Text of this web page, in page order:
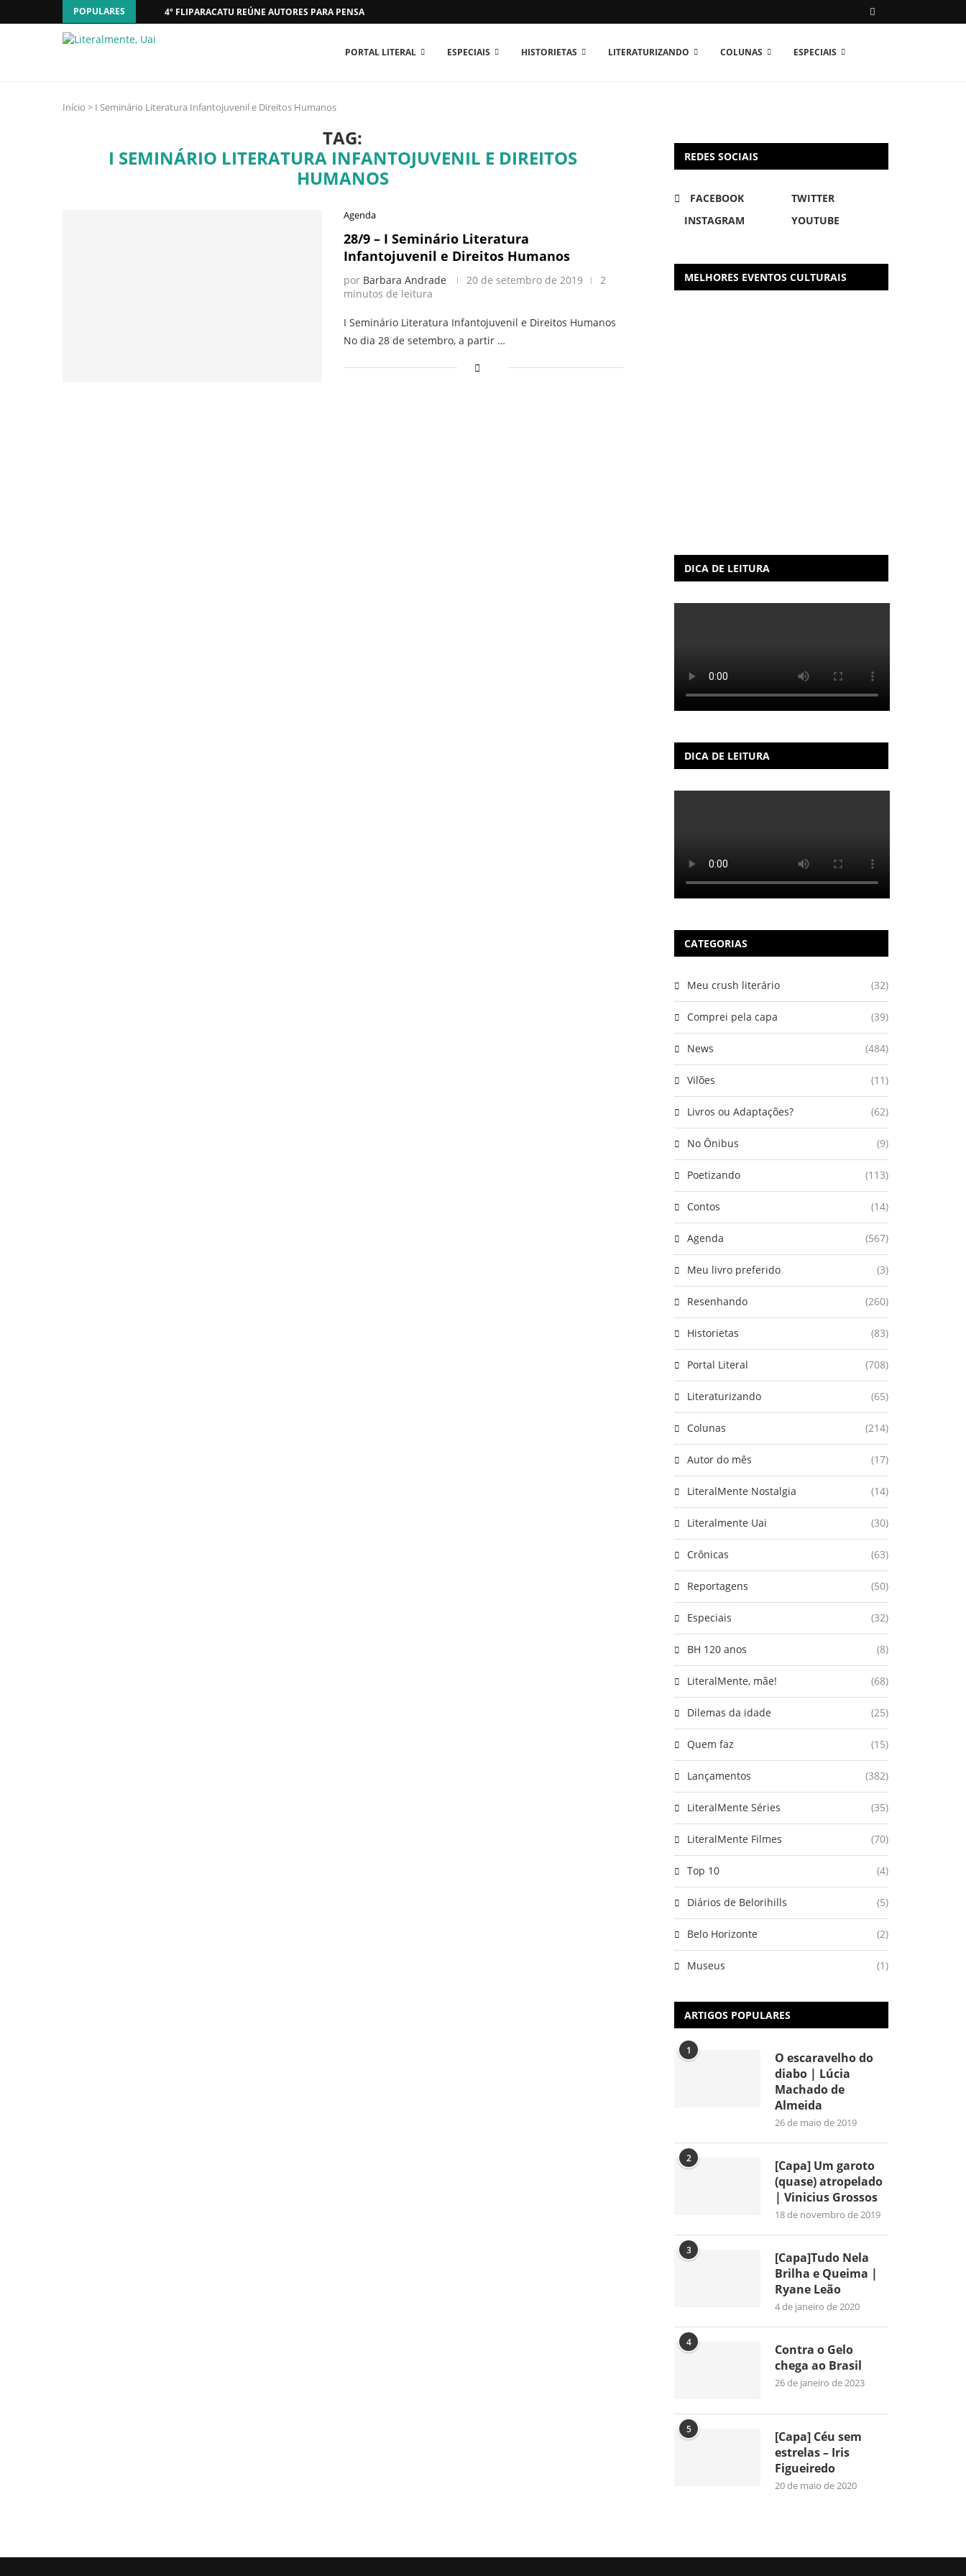
POPULARES 4º FLIPARACATU REÚNE AUTORES PARA PENSAR O MUNDO...
PORTAL LITERAL ESPECIAIS HISTORIETAS LITERATURIZANDO COLUNAS ESPECIAIS
Início > I Seminário Literatura Infantojuvenil e Direitos Humanos
TAG:
I SEMINÁRIO LITERATURA INFANTOJUVENIL E DIREITOS
HUMANOS
Agenda
28/9 – I Seminário Literatura
Infantojuvenil e Direitos Humanos
por Barbara Andrade 20 de setembro de 2019
2
minutos de leitura
I Seminário Literatura Infantojuvenil e Direitos Humanos
No dia 28 de setembro, a partir …
REDES SOCIAIS
FACEBOOK
TWITTER
INSTAGRAM
YOUTUBE
MELHORES EVENTOS CULTURAIS
DICA DE LEITURA
DICA DE LEITURA
CATEGORIAS
Meu crush literário (32)
Comprei pela capa (39)
News (484)
Vilões (11)
Livros ou Adaptações? (62)
No Ônibus (9)
Poetizando (113)
Contos (14)
Agenda (567)
Meu livro preferido (3)
Resenhando (260)
Historietas (83)
Portal Literal (708)
Literaturizando (65)
Colunas (214)
Autor do mês (17)
LiteralMente Nostalgia (14)
Literalmente Uai (30)
Crônicas (63)
Reportagens (50)
Especiais (32)
BH 120 anos (8)
LiteralMente, mãe! (68)
Dilemas da idade (25)
Quem faz (15)
Lançamentos (382)
LiteralMente Séries (35)
LiteralMente Filmes (70)
Top 10 (4)
Diários de Belorihills (5)
Belo Horizonte (2)
Museus (1)
ARTIGOS POPULARES
1
O escaravelho do
diabo | Lúcia
Machado de
Almeida
26 de maio de 2019
2
[Capa] Um garoto
(quase) atropelado
| Vinicius Grossos
18 de novembro de 2019
3
[Capa]Tudo Nela
Brilha e Queima |
Ryane Leão
4 de janeiro de 2020
4
Contra o Gelo
chega ao Brasil
26 de janeiro de 2023
5
[Capa] Céu sem
estrelas – Iris
Figueiredo
20 de maio de 2020